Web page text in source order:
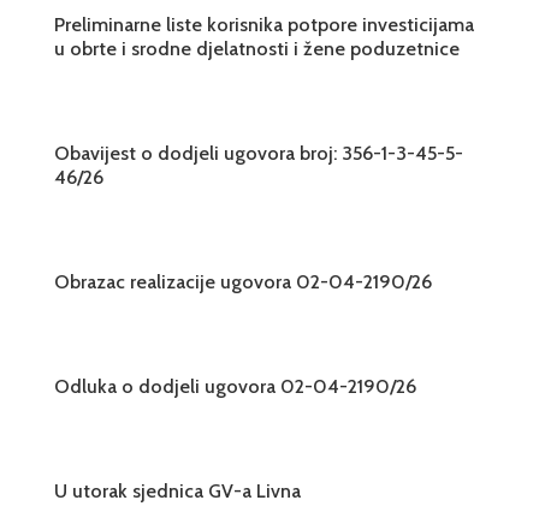
Preliminarne liste korisnika potpore investicijama
u obrte i srodne djelatnosti i žene poduzetnice
Obavijest o dodjeli ugovora broj: 356-1-3-45-5-
46/26
Obrazac realizacije ugovora 02-04-2190/26
Odluka o dodjeli ugovora 02-04-2190/26
U utorak sjednica GV-a Livna